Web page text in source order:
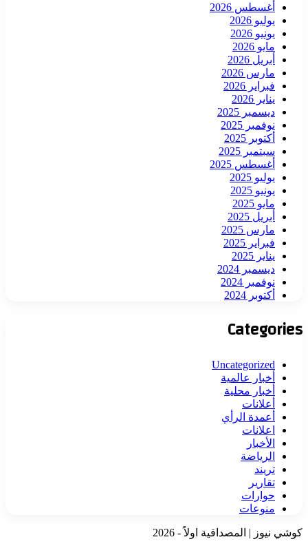
أغسطس 2026
يوليو 2026
يونيو 2026
مايو 2026
أبريل 2026
مارس 2026
فبراير 2026
يناير 2026
ديسمبر 2025
نوفمبر 2025
أكتوبر 2025
سبتمبر 2025
أغسطس 2025
يوليو 2025
يونيو 2025
مايو 2025
أبريل 2025
مارس 2025
فبراير 2025
يناير 2025
ديسمبر 2024
نوفمبر 2024
أكتوبر 2024
Categories
Uncategorized
أخبار عالمية
أخبار محلية
أعلانات
أعمدة الرأي
اعلانات
الأخبار
الرياضة
تريند
تقارير
حوارات
منوعات
كوشي نيوز | المصداقية اولاً - 2026